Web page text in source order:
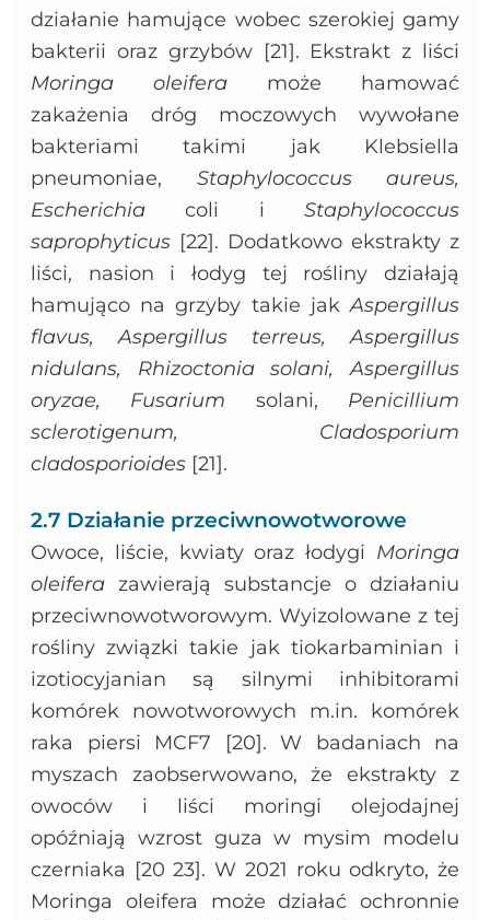
działanie hamujące wobec szerokiej gamy
bakterii oraz grzybów [21]. Ekstrakt z liści
Moringa oleifera może hamować
zakażenia dróg moczowych wywołane
bakteriami takimi jak Klebsiella
pneumoniae, Staphylococcus aureus,
Escherichia coli i Staphylococcus
saprophyticus [22]. Dodatkowo ekstrakty z
liści, nasion i łodyg tej rośliny działają
hamująco na grzyby takie jak Aspergillus
flavus, Aspergillus terreus, Aspergillus
nidulans, Rhizoctonia solani, Aspergillus
oryzae, Fusarium solani, Penicillium
sclerotigenum, Cladosporium
cladosporioides [21].
2.7 Działanie przeciwnowotworowe
Owoce, liście, kwiaty oraz łodygi Moringa
oleifera zawierają substancje o działaniu
przeciwnowotworowym. Wyizolowane z tej
rośliny związki takie jak tiokarbaminian i
izotiocyjanian są silnymi inhibitorami
komórek nowotworowych m.in. komórek
raka piersi MCF7 [20]. W badaniach na
myszach zaobserwowano, że ekstrakty z
owoców i liści moringi olejodajnej
opóźniają wzrost guza w mysim modelu
czerniaka [20 23]. W 2021 roku odkryto, że
Moringa oleifera może działać ochronnie